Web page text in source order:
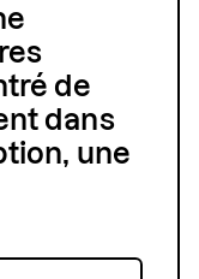
de
dans
une